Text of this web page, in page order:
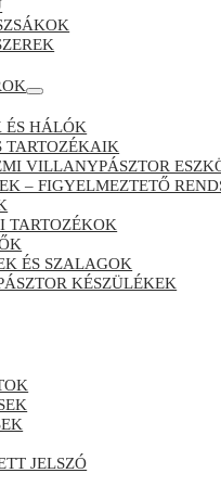
ÉS HÁLÓK
TARTOZÉKAIK
VILLANYPÁSZTOR
– FIGYELMEZTETŐ
TARTOZÉKOK
ÉS SZALAGOK
KÉSZÜLÉKEK
JELSZÓ